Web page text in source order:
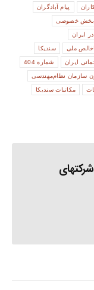
پیام آبادگران
بخش خصوصی
ایران
ملی سندیکا
ایران شماره 404
سازمان نظام‌مهندسی
مکاتبات سندیکا